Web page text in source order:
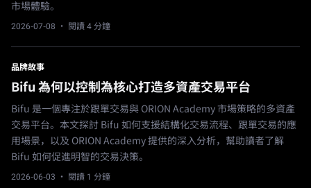
市場體驗。
2026-07-08 · 閱讀 4 分鐘
品牌故事
Bifu 為何以控制為核心打造多資產交易平台
Bifu 是一個專注於跟單交易與 ORION Academy 市場策略的多資產
交易平台。本文探討 Bifu 如何支援結構化交易流程、跟單交易的應
用場景，以及 ORION Academy 提供的深入分析，幫助讀者了解
Bifu 如何促進明智的交易決策。
2026-06-03 · 閱讀 1 分鐘